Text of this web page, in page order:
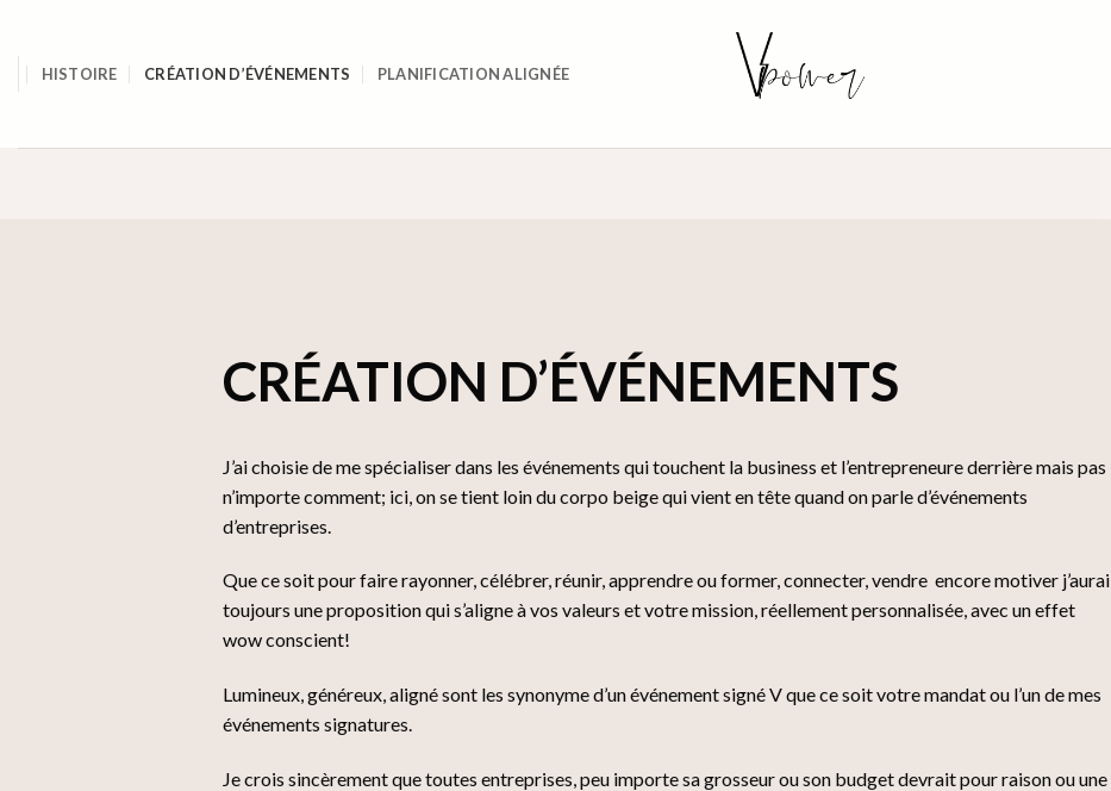
contentHISTOIRE CRÉATION D’ÉVÉNEMENTS PLANIFICATION ALIGNÉE
CRÉATION D’ÉVÉNEMENTS
J’ai choisie de me spécialiser dans les événements qui touchent la business et l’entrepreneure derrière mais pas
n’importe comment; ici, on se tient loin du corpo beige qui vient en tête quand on parle d’événements
d’entreprises.
Que ce soit pour faire rayonner, célébrer, réunir, apprendre ou former, connecter, vendre encore motiver j’aurai
toujours une proposition qui s’aligne à vos valeurs et votre mission, réellement personnalisée, avec un effet
wow conscient!
Lumineux, généreux, aligné sont les synonyme d’un événement signé V que ce soit votre mandat ou l’un de mes
événements signatures.
Je crois sincèrement que toutes entreprises, peu importe sa grosseur ou son budget devrait pour raison ou une